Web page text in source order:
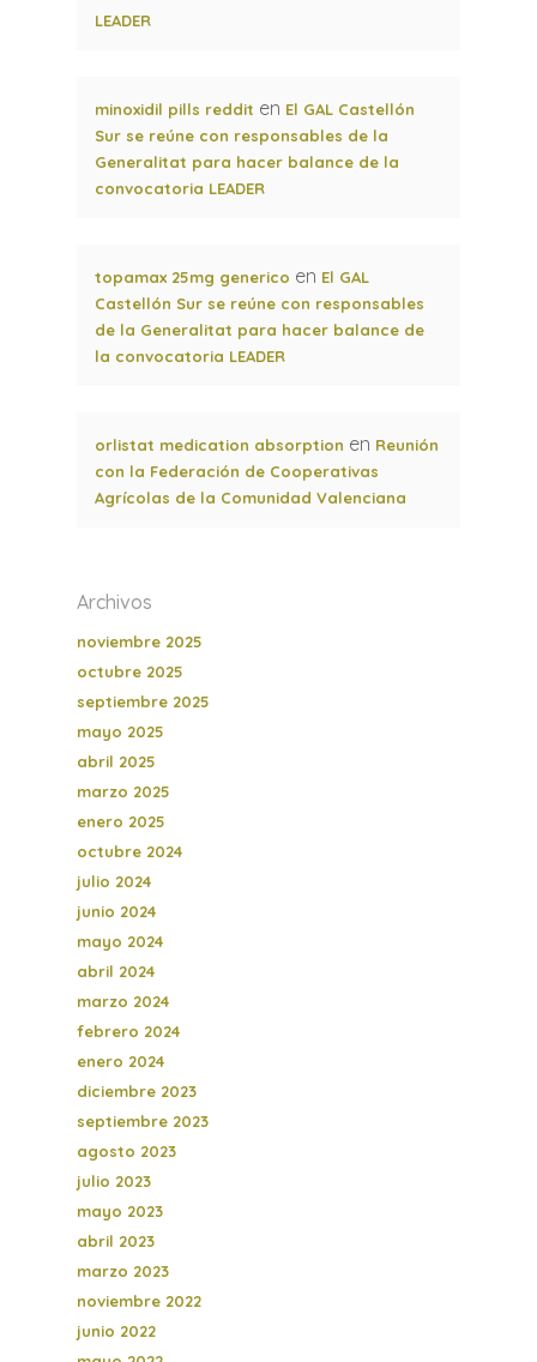
LEADER
minoxidil pills reddit en El GAL Castellón
Sur se reúne con responsables de la
Generalitat para hacer balance de la
convocatoria LEADER
topamax 25mg generico en El GAL
Castellón Sur se reúne con responsables
de la Generalitat para hacer balance de
la convocatoria LEADER
orlistat medication absorption en Reunión
con la Federación de Cooperativas
Agrícolas de la Comunidad Valenciana
Archivos
noviembre 2025
octubre 2025
septiembre 2025
mayo 2025
abril 2025
marzo 2025
enero 2025
octubre 2024
julio 2024
junio 2024
mayo 2024
abril 2024
marzo 2024
febrero 2024
enero 2024
diciembre 2023
septiembre 2023
agosto 2023
julio 2023
mayo 2023
abril 2023
marzo 2023
noviembre 2022
junio 2022